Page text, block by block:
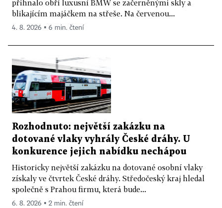
přihnalo obří luxusní BMW se začerněnými skly a
blikajícím majáčkem na střeše. Na červenou...
4. 8. 2026 ▪ 6 min. čtení
Rozhodnuto: největší zakázku na
dotované vlaky vyhrály České dráhy. U
konkurence jejich nabídku nechápou
Historicky největší zakázku na dotované osobní vlaky
získaly ve čtvrtek České dráhy. Středočeský kraj hledal
společně s Prahou firmu, která bude...
6. 8. 2026 ▪ 2 min. čtení